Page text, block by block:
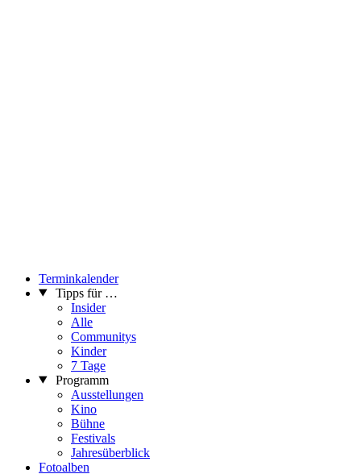
Terminkalender
Tipps für …
Insider
Alle
Communitys
Kinder
7 Tage
Programm
Ausstellungen
Kino
Bühne
Festivals
Jahresüberblick
Fotoalben